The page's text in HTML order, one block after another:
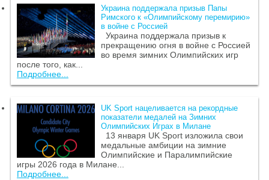
Украина поддержала призыв Папы
Римского к «Олимпийскому перемирию»
в войне с Россией
Украина поддержала призыв к
прекращению огня в войне с Россией
во время зимних Олимпийских игр
после того, как...
Подробнее...
UK Sport нацеливается на рекордные
показатели медалей на Зимних
Олимпийских Играх в Милане
13 января UK Sport изложила свои
медальные амбиции на зимние
Олимпийские и Паралимпийские
игры 2026 года в Милане...
Подробнее...